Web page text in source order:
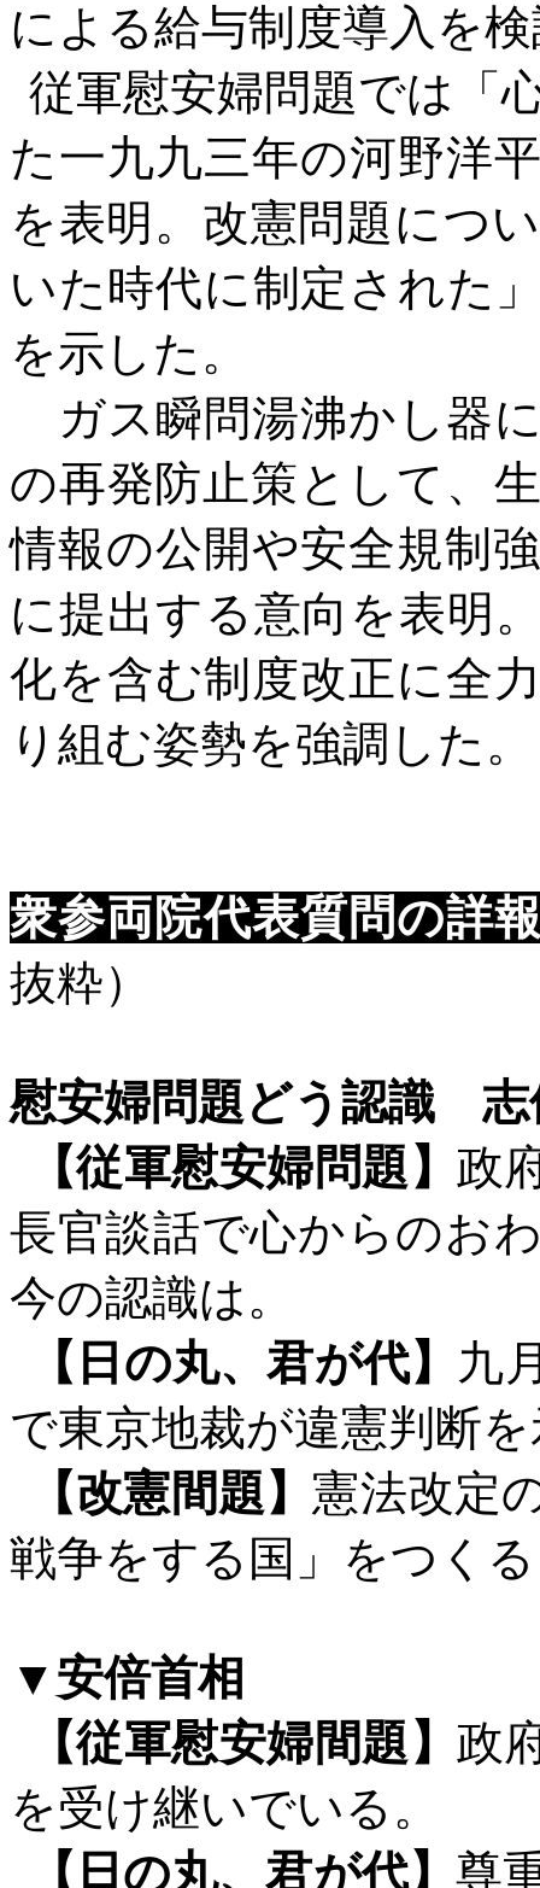
による給与制度導入を
従軍慰安婦問題では「
た一九九三年の河野洋
を表明。改憲問題につ
いた時代に制定された
を示した。
ガス瞬問湯沸かし器
の再発防止策として、
情報の公開や安全規制
に提出する意向を表明
化を含む制度改正に全
り組む姿勢を強調した。
衆参両院代表質問の詳
抜粋）
慰安婦問題どう認識 志
【従軍慰安婦問題】 政
長官談話で心からのお
今の認識は。
【日の丸、君が代】 九
で東京地裁が違憲判断
【改憲間題】 憲法改定
戦争をする国」をつく
▼安倍首相
【従軍慰安婦間題】 政
を受け継いでいる。
【日の丸、君が代】 尊